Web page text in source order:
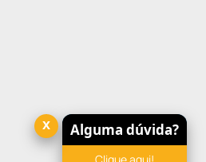
Alguma dúvida?
x